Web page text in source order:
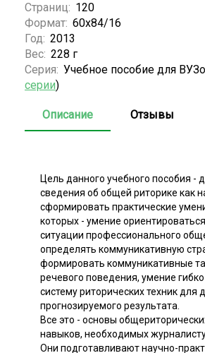
Страниц: 120
Формат: 60х84/16
Год: 2013
Вес: 228 г
Серия: Учебное пособие для
серии)
Описание Отзывы
Цель данного учебного пособия -
сведения об общей риторике как
сформировать практические
которых - умение
ситуации профессионального
определять коммуникативную
формировать коммуникативные
речевого поведения, умение
систему риторических техник для
прогнозируемого результата.
Все это - основы
навыков, необходимых
Они подготавливают научно-